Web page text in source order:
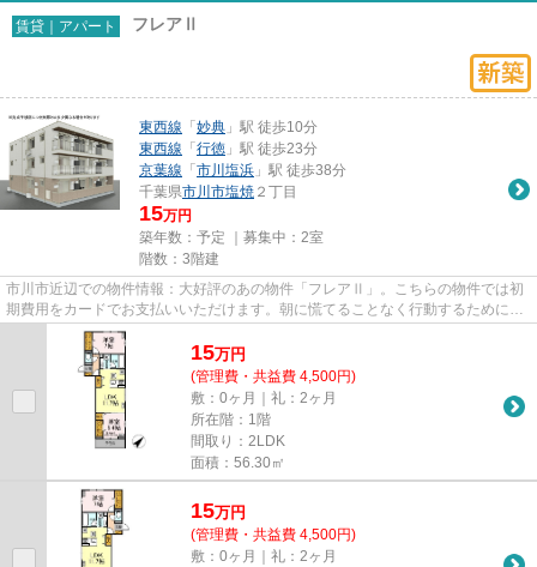
賃貸｜アパート フレアⅡ
東西線 「 妙典 」駅 徒歩10分
東西線 「 行徳 」駅 徒歩23分
京葉線 「 市川塩浜 」駅 徒歩38分
千葉県市川市塩焼 ２丁目
15万円
築年数：予定 ｜募集中： 2室
階数：3階建
市川市近辺での物件情報：大好評のあの物件「フレアⅡ」。こちらの物件では初
期費用をカードでお支払いいただけます。朝に慌てることなく行動するために駅
から徒歩10分の駅近物件はいか...
15万円
(管理費・共益費 4,500円)
敷：0ヶ月｜礼：2ヶ月
所在階：1階
間取り：2LDK
面積：56.30㎡
15万円
(管理費・共益費 4,500円)
敷：0ヶ月｜礼：2ヶ月